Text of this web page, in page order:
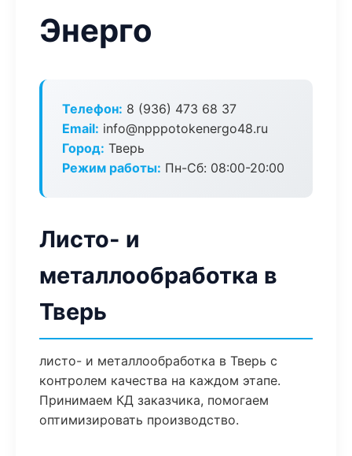
Энерго
Телефон: 8 (936) 473 68 37
Email: info@npppotokenergo48.ru
Город: Тверь
Режим работы: Пн-Сб: 08:00-20:00
Листо- и
металлообработка в
Тверь
листо- и металлообработка в Тверь с
контролем качества на каждом этапе.
Принимаем КД заказчика, помогаем
оптимизировать производство.